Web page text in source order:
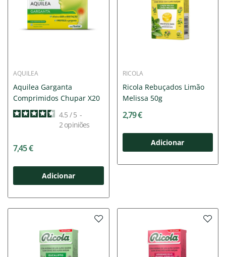
AQUILEA
Aquilea Garganta
Comprimidos Chupar X20
4.5 / 5 -
2 opiniões
7,45 €
Adicionar
RICOLA
Ricola Rebuçados Limão
Melissa 50g
2,79 €
Adicionar